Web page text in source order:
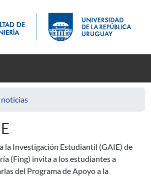
noticias
la Investigación Estudiantil (GAIE) de
(Fing) invita a los estudiantes a
del Programa de Apoyo a la